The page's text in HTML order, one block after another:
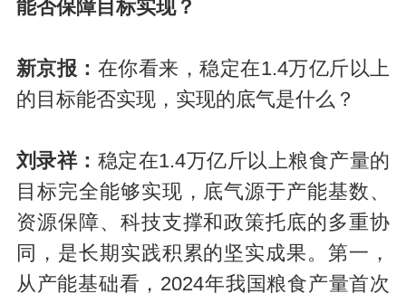
能否保障目标实现？
新京报： 在你看来，稳定在1.4万亿斤以上
的目标能否实现，实现的底气是什么？
刘录祥： 稳定在1.4万亿斤以上粮食产量的
目标完全能够实现，底气源于产能基数、
资源保障、科技支撑和政策托底的多重协
同，是长期实践积累的坚实成果。第一，
从产能基础看，2024年我国粮食产量首次